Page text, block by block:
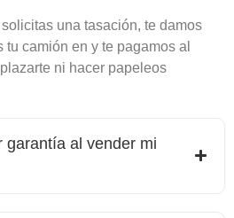
una tasación, te damos
tu camión en y te pagamos al
ni hacer papeleos
garantía al vender mi